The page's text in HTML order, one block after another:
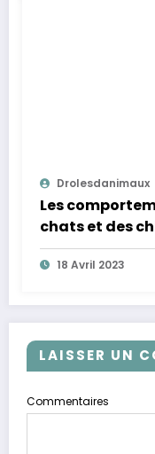
Drolesdanimaux
Les
chats et des
de nous dire !
18 Avril 2023
LAISSER UN
Commentaires